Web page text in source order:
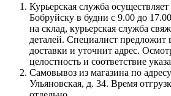
Курьерская служба осуществляет
Бобруйску в будни с 9.00 до
на склад, курьерская служба
деталей. Специалист предложит
доставки и уточнит адрес.
целостность и соответствие
Самовывоз из магазина по
Ульяновская, д. 34. Время